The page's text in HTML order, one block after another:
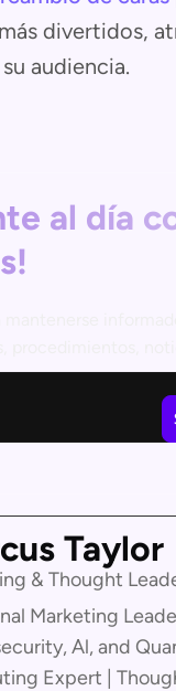
divertidos,
audiencia.
al día
Taylor
& Thought
Marketing
Al, and
Expert |